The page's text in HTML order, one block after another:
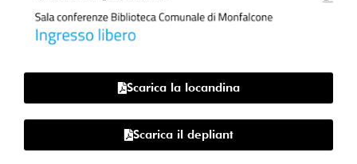
Scarica la locandina
Scarica il depliant